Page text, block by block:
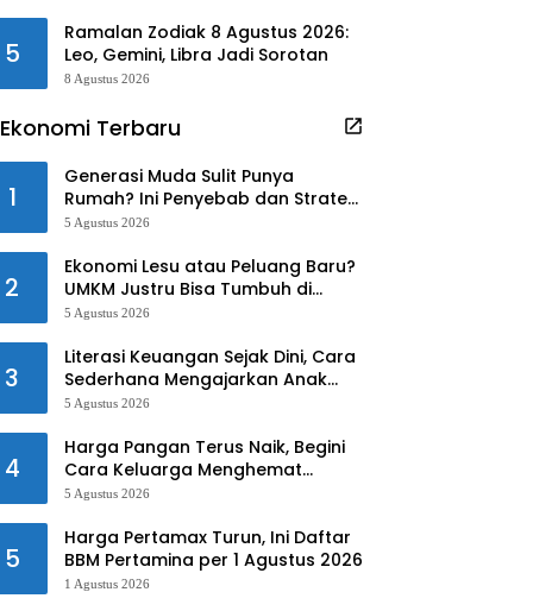
5
Ramalan Zodiak 8 Agustus 2026:
Leo, Gemini, Libra Jadi Sorotan
8 Agustus 2026
Ekonomi Terbaru
1
Generasi Muda Sulit Punya
Rumah? Ini Penyebab dan Strategi
Mengatasinya
5 Agustus 2026
2
Ekonomi Lesu atau Peluang Baru?
UMKM Justru Bisa Tumbuh di
Tengah Ketidakpastian
5 Agustus 2026
3
Literasi Keuangan Sejak Dini, Cara
Sederhana Mengajarkan Anak
Mengelola Uang
5 Agustus 2026
4
Harga Pangan Terus Naik, Begini
Cara Keluarga Menghemat
Belanja
5 Agustus 2026
5
Harga Pertamax Turun, Ini Daftar
BBM Pertamina per 1 Agustus 2026
1 Agustus 2026